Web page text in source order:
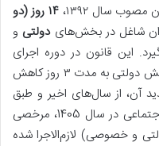
سال ۱۳۹۲، ۱۴ روز (دو
شاغل در بخش‌هایدولتی و
این قانون در دوره اجرای
برنامه ششم توسعه (۱۳۹۶ تا ۱۴۰۰) در بخش دولتی به مدت ۳ روز کاهش
آن، از سال‌های اخیر و طبق
بخشنامه مرخصی زایمان مردان تامین اجتماعی در سال 1405، مرخصی
و خصوصی) لازم‌الاجرا شده